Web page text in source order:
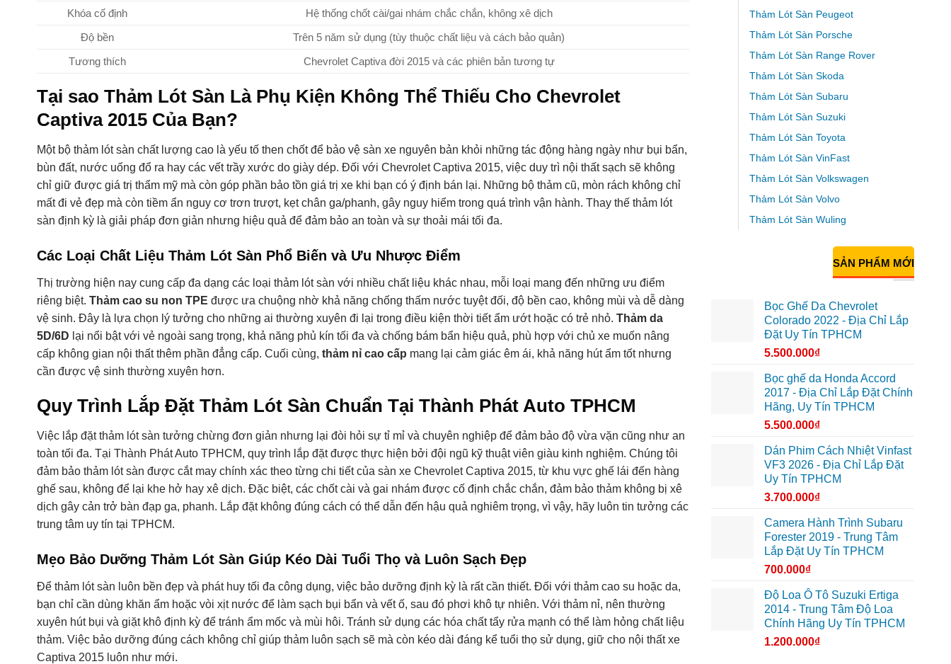
Khóa cố định
Hệ thống chốt cài/gai nhám chắc chắn, không xê dịch
Độ bền
Trên 5 năm sử dụng (tùy thuộc chất liệu và cách bảo quản)
Tương thích
Chevrolet Captiva đời 2015 và các phiên bản tương tự
Tại sao Thảm Lót Sàn Là Phụ Kiện Không Thể Thiếu Cho Chevrolet
Captiva 2015 Của Bạn?
Một bộ thảm lót sàn chất lượng cao là yếu tố then chốt để bảo vệ sàn xe nguyên bản khỏi những tác động hàng ngày như bụi bẩn,
bùn đất, nước uống đổ ra hay các vết trầy xước do giày dép. Đối với Chevrolet Captiva 2015, việc duy trì nội thất sạch sẽ không
chỉ giữ được giá trị thẩm mỹ mà còn góp phần bảo tồn giá trị xe khi bạn có ý định bán lại. Những bộ thảm cũ, mòn rách không chỉ
mất đi vẻ đẹp mà còn tiềm ẩn nguy cơ trơn trượt, kẹt chân ga/phanh, gây nguy hiểm trong quá trình vận hành. Thay thế thảm lót
sàn định kỳ là giải pháp đơn giản nhưng hiệu quả để đảm bảo an toàn và sự thoải mái tối đa.
Các Loại Chất Liệu Thảm Lót Sàn Phổ Biến và Ưu Nhược Điểm
Thị trường hiện nay cung cấp đa dạng các loại thảm lót sàn với nhiều chất liệu khác nhau, mỗi loại mang đến những ưu điểm
riêng biệt. Thảm cao su non TPE được ưa chuộng nhờ khả năng chống thấm nước tuyệt đối, độ bền cao, không mùi và dễ dàng
vệ sinh. Đây là lựa chọn lý tưởng cho những ai thường xuyên đi lại trong điều kiện thời tiết ẩm ướt hoặc có trẻ nhỏ. Thảm da
5D/6D lại nổi bật với vẻ ngoài sang trọng, khả năng phủ kín tối đa và chống bám bẩn hiệu quả, phù hợp với chủ xe muốn nâng
cấp không gian nội thất thêm phần đẳng cấp. Cuối cùng, thảm nỉ cao cấp mang lại cảm giác êm ái, khả năng hút ẩm tốt nhưng
cần được vệ sinh thường xuyên hơn.
Quy Trình Lắp Đặt Thảm Lót Sàn Chuẩn Tại Thành Phát Auto TPHCM
Việc lắp đặt thảm lót sàn tưởng chừng đơn giản nhưng lại đòi hỏi sự tỉ mỉ và chuyên nghiệp để đảm bảo độ vừa vặn cũng như an
toàn tối đa. Tại Thành Phát Auto TPHCM, quy trình lắp đặt được thực hiện bởi đội ngũ kỹ thuật viên giàu kinh nghiệm. Chúng tôi
đảm bảo thảm lót sàn được cắt may chính xác theo từng chi tiết của sàn xe Chevrolet Captiva 2015, từ khu vực ghế lái đến hàng
ghế sau, không để lại khe hở hay xê dịch. Đặc biệt, các chốt cài và gai nhám được cố định chắc chắn, đảm bảo thảm không bị xê
dịch gây cản trở bàn đạp ga, phanh. Lắp đặt không đúng cách có thể dẫn đến hậu quả nghiêm trọng, vì vậy, hãy luôn tin tưởng các
trung tâm uy tín tại TPHCM.
Mẹo Bảo Dưỡng Thảm Lót Sàn Giúp Kéo Dài Tuổi Thọ và Luôn Sạch Đẹp
Để thảm lót sàn luôn bền đẹp và phát huy tối đa công dụng, việc bảo dưỡng định kỳ là rất cần thiết. Đối với thảm cao su hoặc da,
bạn chỉ cần dùng khăn ẩm hoặc vòi xịt nước để làm sạch bụi bẩn và vết ố, sau đó phơi khô tự nhiên. Với thảm nỉ, nên thường
xuyên hút bụi và giặt khô định kỳ để tránh ẩm mốc và mùi hôi. Tránh sử dụng các hóa chất tẩy rửa mạnh có thể làm hỏng chất liệu
thảm. Việc bảo dưỡng đúng cách không chỉ giúp thảm luôn sạch sẽ mà còn kéo dài đáng kể tuổi thọ sử dụng, giữ cho nội thất xe
Captiva 2015 luôn như mới.
Thảm Lót Sàn Peugeot
Thảm Lót Sàn Porsche
Thảm Lót Sàn Range Rover
Thảm Lót Sàn Skoda
Thảm Lót Sàn Subaru
Thảm Lót Sàn Suzuki
Thảm Lót Sàn Toyota
Thảm Lót Sàn VinFast
Thảm Lót Sàn Volkswagen
Thảm Lót Sàn Volvo
Thảm Lót Sàn Wuling
SẢN PHẨM MỚI
Bọc Ghế Da Chevrolet
Colorado 2022 - Địa Chỉ Lắp
Đặt Uy Tín TPHCM
5.500.000₫
Bọc ghế da Honda Accord
2017 - Địa Chỉ Lắp Đặt Chính
Hãng, Uy Tín TPHCM
5.500.000₫
Dán Phim Cách Nhiệt Vinfast
VF3 2026 - Địa Chỉ Lắp Đặt
Uy Tín TPHCM
3.700.000₫
Camera Hành Trình Subaru
Forester 2019 - Trung Tâm
Lắp Đặt Uy Tín TPHCM
700.000₫
Độ Loa Ô Tô Suzuki Ertiga
2014 - Trung Tâm Độ Loa
Chính Hãng Uy Tín TPHCM
1.200.000₫